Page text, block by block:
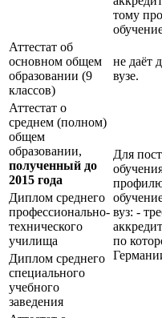
тому
Аттестат об
основном общем
образовании (9
классов)
не даёт
вузе.
Аттестат о
среднем (полном)
общем
образовании,
полученный до
2015 года
Для
вуз: -
по
Диплом среднего
профессионально-
технического
училища
Диплом среднего
специального
учебного
заведения